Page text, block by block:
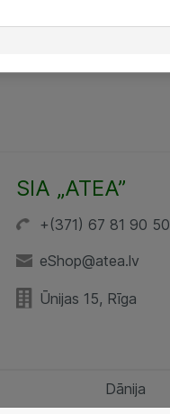
SIA „ATEA”
+(371) 67 81 90 50
eShop@atea.lv
Ūnijas 15, Rīga
Dānija